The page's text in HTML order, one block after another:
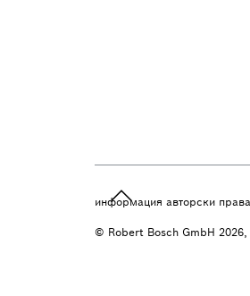
информация авторски права
© Robert Bosch GmbH 2026,